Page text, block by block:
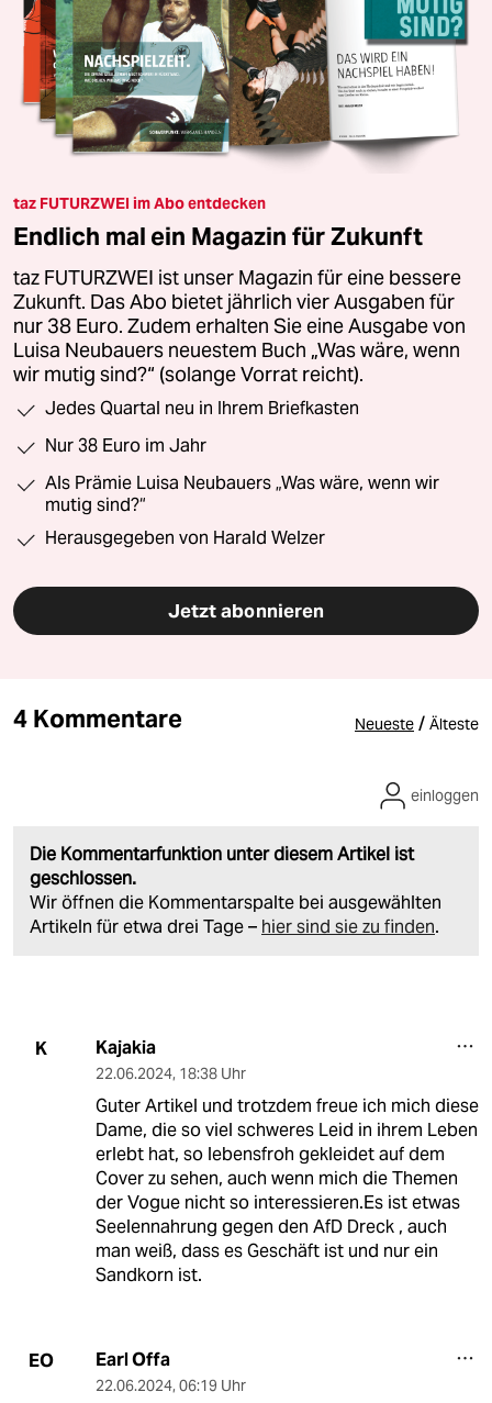
taz FUTURZWEI im Abo entdecken
Endlich mal ein Magazin für Zukunft
taz FUTURZWEI ist unser Magazin für eine bessere
Zukunft. Das Abo bietet jährlich vier Ausgaben für
nur 38 Euro. Zudem erhalten Sie eine Ausgabe von
Luisa Neubauers neuestem Buch „Was wäre, wenn
wir mutig sind?“ (solange Vorrat reicht).
Jedes Quartal neu in Ihrem Briefkasten
Nur 38 Euro im Jahr
Als Prämie Luisa Neubauers „Was wäre, wenn wir
mutig sind?“
Herausgegeben von Harald Welzer
Jetzt abonnieren
4 Kommentare Neueste / Älteste
Die Kommentarfunktion unter diesem Artikel ist
geschlossen.
Wir öffnen die Kommentarspalte bei ausgewählten
Artikeln für etwa drei Tage – hier sind sie zu finden.
einloggen
K Kajakia
22.06.2024, 18:38 Uhr
Guter Artikel und trotzdem freue ich mich diese
Dame, die so viel schweres Leid in ihrem Leben
erlebt hat, so lebensfroh gekleidet auf dem
Cover zu sehen, auch wenn mich die Themen
der Vogue nicht so interessieren.Es ist etwas
Seelennahrung gegen den AfD Dreck , auch
man weiß, dass es Geschäft ist und nur ein
Sandkorn ist.
EO Earl Offa
22.06.2024, 06:19 Uhr